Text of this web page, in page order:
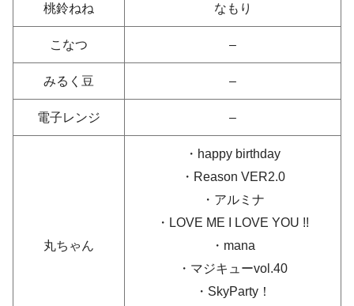
桃鈴ねね なもり
こなつ –
みるく豆 –
電子レンジ –
丸ちゃん
・happy birthday
・Reason VER2.0
・アルミナ
・LOVE ME I LOVE YOU !!
・mana
・マジキューvol.40
・SkyParty！